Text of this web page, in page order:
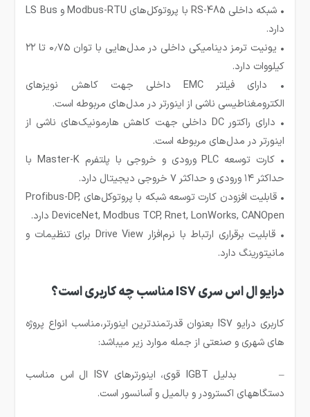
• شبکه داخلی RS-485 با پروتوکل‌های Modbus-RTU و LS Bus
دارد.
• یونیت ترمز دینامیکی داخلی در مدل‌هایی با توان ۰٫۷۵ تا ۲۲
کیلووات دارد.
• دارای فیلتر EMC داخلی جهت کاهش نویزهای
الکترومغناطیسی ناشی از اینورتر در مدل‌های مربوطه است.
• دارای راکتور DC داخلی جهت کاهش هارمونیک‌های ناشی از
اینورتر در مدل‌های مربوطه است.
• کارت توسعه PLC ورودی و خروجی با پلتفرم Master-K با
حداکثر ۱۴ ورودی و حداکثر ۷ خروجی دیجیتال دارد.
• قابلیت افزودن کارت توسعه شبکه با پروتوکل‌های Profibus-DP,
DeviceNet, Modbus TCP, Rnet, LonWorks, CANOpen دارد.
• قابلیت برقراری ارتباط با نرم‌افزار Drive View برای تنظیمات و
مانیتورینگ دارد.
درایو ال اس سری IS7 مناسب چه کاربری است؟
کاربری درایو IS7 بعنوان قدرتمندترین اینورتر،مناسب انواع پروژه
های شهری و صنعتی از جمله موارد زیر میباشد:
– بدلیل IGBT قوی، اینورترهای IS7 ال اس مناسب
دستگاههای اکسترودر و بالمیل و آسانسور است.